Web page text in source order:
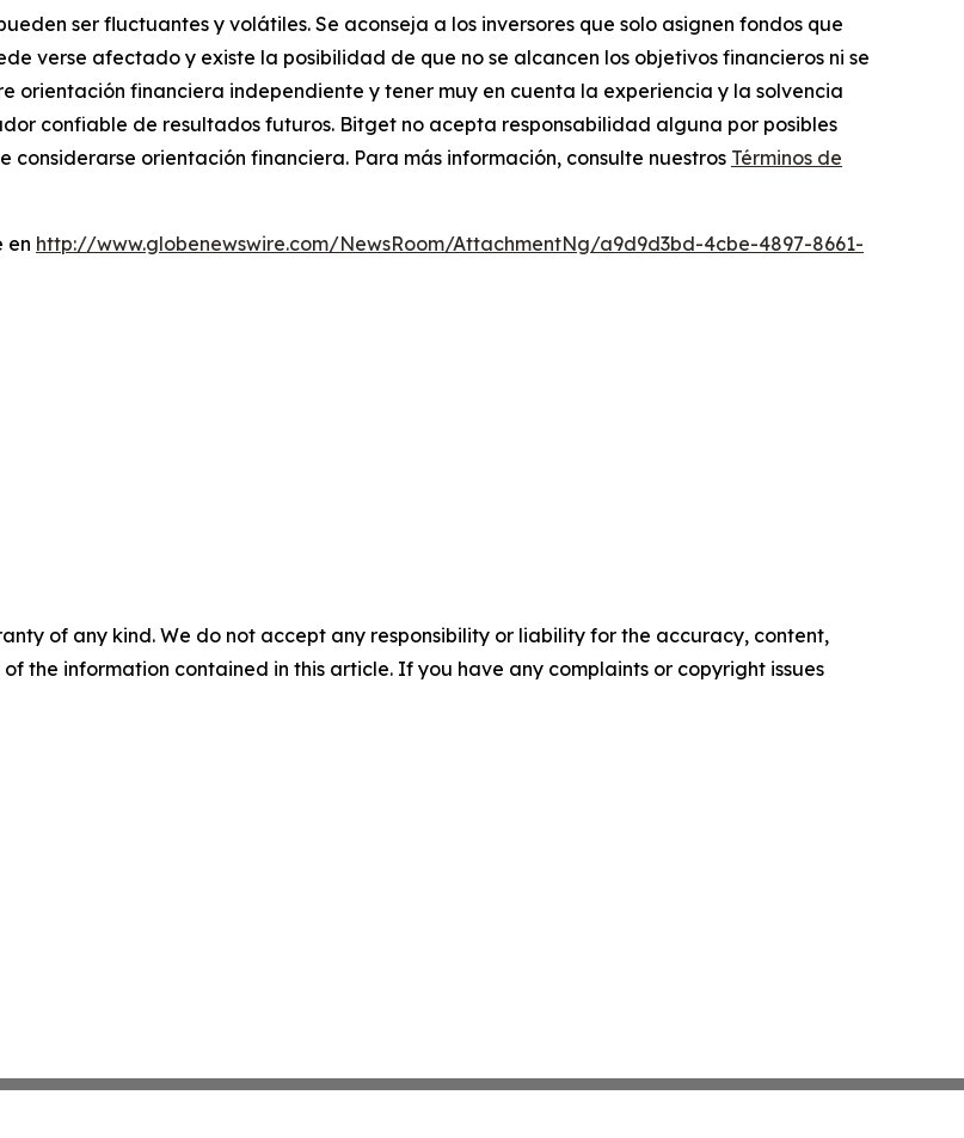
ser fluctuantes y volátiles. Se aconseja a los inversores que solo asignen fondos que
verse afectado y existe la posibilidad de que no se alcancen los objetivos financieros ni se
orientación financiera independiente y tener muy en cuenta la experiencia y la solvencia
confiable de resultados futuros. Bitget no acepta responsabilidad alguna por posibles
orientación financiera. Para más información, consulte nuestros Términos de
en http://www.globenewswire.com/NewsRoom/AttachmentNg/a9d9d3bd-4cbe-4897-8661-
of any kind. We do not accept any responsibility or liability for the accuracy, content,
the information contained in this article. If you have any complaints or copyright issues